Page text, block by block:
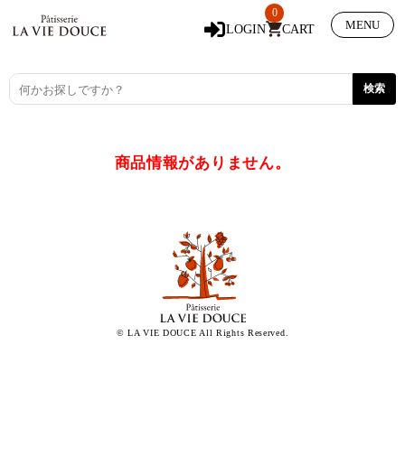
LOGIN CART
0
MENU
商品情報がありません。
© LA VIE DOUCE All Rights Reserved.